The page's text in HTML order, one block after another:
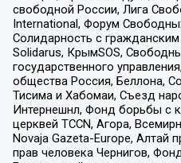
свободной России, Лига
International, Форум
Солидарность с
Solidarus, КрымSOS,
государственного
общества Россия, Беллона,
Тисима и Хабомаи, Съезд
Интернешнл, Фонд борьбы с
церквей TCCN, Агора,
Novaja Gazeta-Europe, Алтай
прав человека Чернигов,